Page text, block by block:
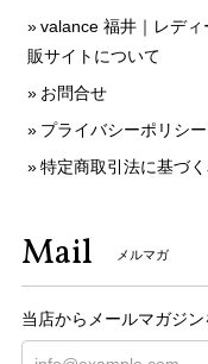
valance 福井｜レデ
販サイトについて
お問合せ
プライバシーポリシー
特定商取引法に基づ
Mail メルマガ
当店からメールマガジン